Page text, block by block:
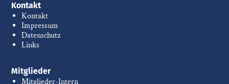
Kontakt
Kontakt
Impressum
Datenschutz
Links
Mitglieder